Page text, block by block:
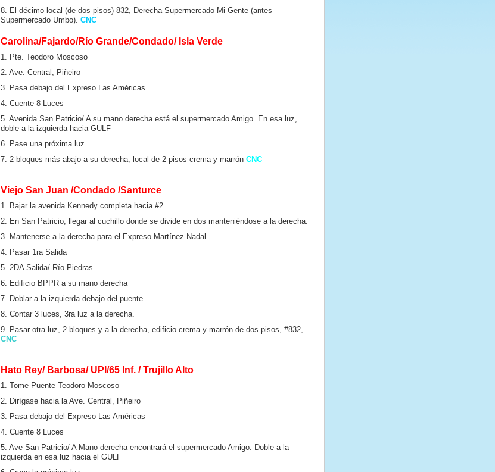
8. El décimo local (de dos pisos) 832, Derecha Supermercado Mi Gente (antes
Supermercado Umbo). CNC
Carolina/Fajardo/Río Grande/Condado/ Isla Verde
1. Pte. Teodoro Moscoso
2. Ave. Central, Piñeiro
3. Pasa debajo del Expreso Las Américas.
4. Cuente 8 Luces
5. Avenida San Patricio/ A su mano derecha está el supermercado Amigo. En esa luz,
doble a la izquierda hacia GULF
6. Pase una próxima luz
7. 2 bloques más abajo a su derecha, local de 2 pisos crema y marrón CNC
Viejo San Juan /Condado /Santurce
1. Bajar la avenida Kennedy completa hacia #2
2. En San Patricio, llegar al cuchillo donde se divide en dos manteniéndose a la derecha.
3. Mantenerse a la derecha para el Expreso Martínez Nadal
4. Pasar 1ra Salida
5. 2DA Salida/ Río Piedras
6. Edificio BPPR a su mano derecha
7. Doblar a la izquierda debajo del puente.
8. Contar 3 luces, 3ra luz a la derecha.
9. Pasar otra luz, 2 bloques y a la derecha, edificio crema y marrón de dos pisos, #832,
CNC
Hato Rey/ Barbosa/ UPI/65 Inf. / Trujillo Alto
1. Tome Puente Teodoro Moscoso
2. Dirígase hacia la Ave. Central, Piñeiro
3. Pasa debajo del Expreso Las Américas
4. Cuente 8 Luces
5. Ave San Patricio/ A Mano derecha encontrará el supermercado Amigo. Doble a la
izquierda en esa luz hacia el GULF